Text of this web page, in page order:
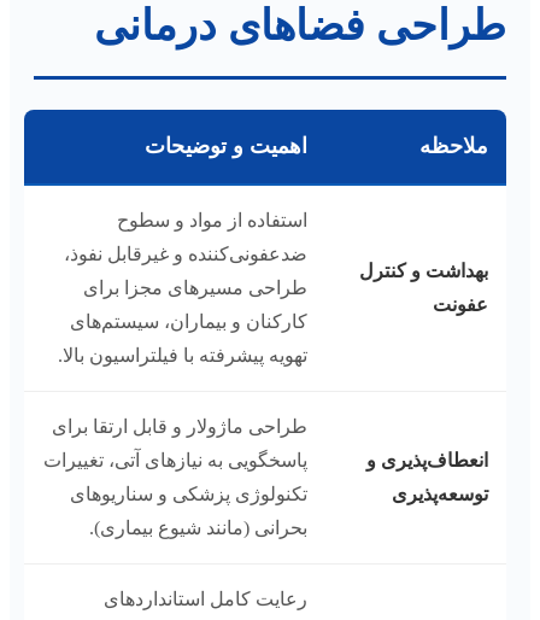
طراحی فضاهای درمانی
ملاحظه اهمیت و توضیحات
بهداشت و کنترل
عفونت
استفاده از مواد و سطوح
ضدعفونی‌کننده و غیرقابل نفوذ،
طراحی مسیرهای مجزا برای
کارکنان و بیماران، سیستم‌های
تهویه پیشرفته با فیلتراسیون بالا.
انعطاف‌پذیری و
توسعه‌پذیری
طراحی ماژولار و قابل ارتقا برای
پاسخگویی به نیازهای آتی، تغییرات
تکنولوژی پزشکی و سناریوهای
بحرانی (مانند شیوع بیماری).
رعایت کامل استانداردهای